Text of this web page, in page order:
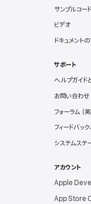
サンプルコード
ビデオ
ドキュメント
サポート
ヘルプガイド
お問い合わせ
フォーラム
フィードバッ
システムステ
アカウント
Apple
App Store